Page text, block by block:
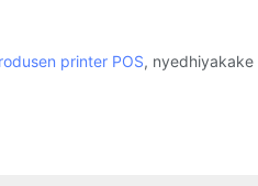
printer POS,